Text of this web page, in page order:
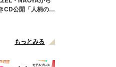
CD公開「人柄の良
もっとみる